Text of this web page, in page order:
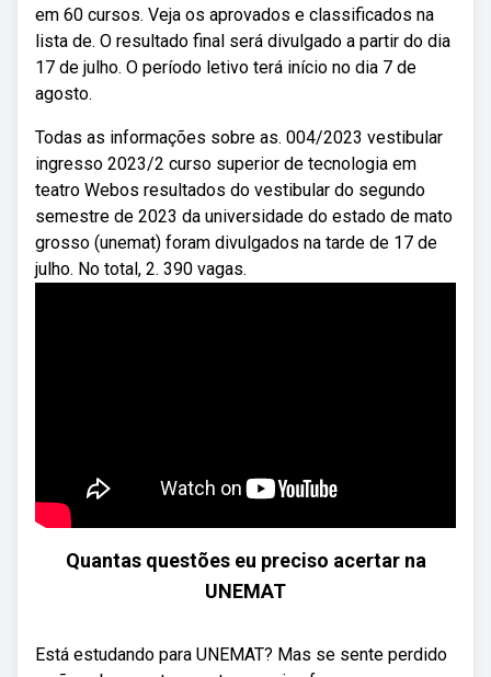
em 60 cursos. Veja os aprovados e classificados na
lista de. O resultado final será divulgado a partir do dia
17 de julho. O período letivo terá início no dia 7 de
agosto.
Todas as informações sobre as. 004/2023 vestibular
ingresso 2023/2 curso superior de tecnologia em
teatro Webos resultados do vestibular do segundo
semestre de 2023 da universidade do estado de mato
grosso (unemat) foram divulgados na tarde de 17 de
julho. No total, 2. 390 vagas.
Quantas questões eu preciso acertar na
UNEMAT
Está estudando para UNEMAT? Mas se sente perdido